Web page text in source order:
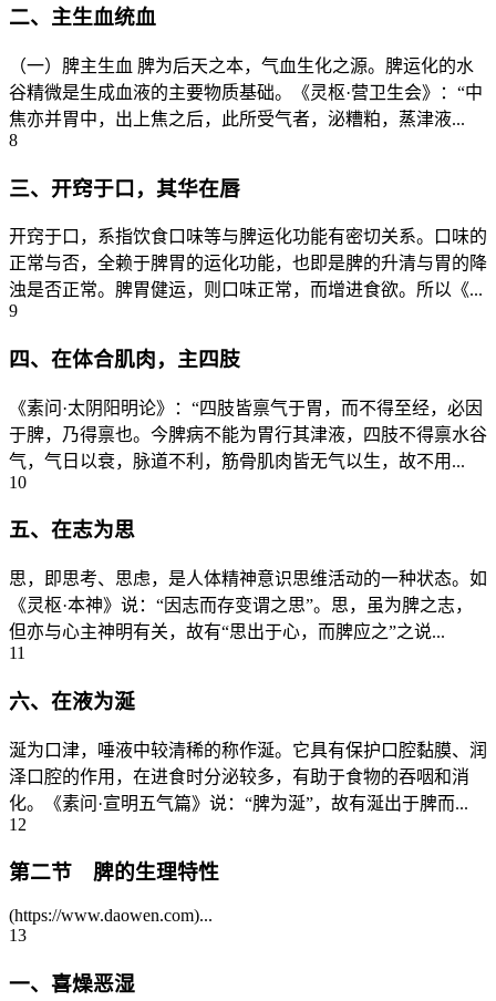
二、主生血统血
（一）脾主生血 脾为后天之本，气血生化之源。脾运化的水
谷精微是生成血液的主要物质基础。《灵枢·营卫生会》：“中
焦亦并胃中，出上焦之后，此所受气者，泌糟粕，蒸津液...
8
三、开窍于口，其华在唇
开窍于口，系指饮食口味等与脾运化功能有密切关系。口味的
正常与否，全赖于脾胃的运化功能，也即是脾的升清与胃的降
浊是否正常。脾胃健运，则口味正常，而增进食欲。所以《...
9
四、在体合肌肉，主四肢
《素问·太阴阳明论》：“四肢皆禀气于胃，而不得至经，必因
于脾，乃得禀也。今脾病不能为胃行其津液，四肢不得禀水谷
气，气日以衰，脉道不利，筋骨肌肉皆无气以生，故不用...
10
五、在志为思
思，即思考、思虑，是人体精神意识思维活动的一种状态。如
《灵枢·本神》说：“因志而存变谓之思”。思，虽为脾之志，
但亦与心主神明有关，故有“思出于心，而脾应之”之说...
11
六、在液为涎
涎为口津，唾液中较清稀的称作涎。它具有保护口腔黏膜、润
泽口腔的作用，在进食时分泌较多，有助于食物的吞咽和消
化。《素问·宣明五气篇》说：“脾为涎”，故有涎出于脾而...
12
第二节 脾的生理特性
(https://www.daowen.com)...
13
一、喜燥恶湿